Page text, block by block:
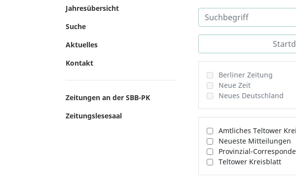
Jahresübersicht
Suche
Aktuelles
Kontakt
Zeitungen an der SBB-PK
Zeitungslesesaal
Berliner Zeitung
Neue Zeit
Neues Deutschland
Amtliches Teltower
Neueste Mitteilungen
Provinzial-
Teltower Kreisblatt